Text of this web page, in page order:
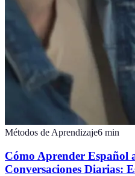
Métodos de Aprendizaje6 min
Cómo Aprender Español
Conversaciones Diarias: